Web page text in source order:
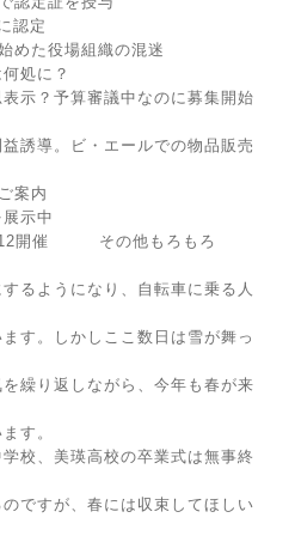
認定
めた役場組織の混迷
処に？
示？予算審議中なのに募集開始
誘導。ビ・エールでの物品販売
案内
示中
12開催 その他もろもろ
るようになり、自転車に乗る人
す。しかしここ数日は雪が舞っ
繰り返しながら、今年も春が来
す。
校、美瑛高校の卒業式は無事終
ですが、春には収束してほしい